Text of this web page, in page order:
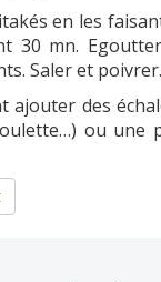
en les
30 mn.
Saler et poivrer.
ajouter des
ou une